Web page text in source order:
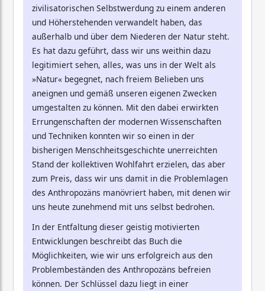
zivilisatorischen Selbstwerdung zu einem anderen
und Höherstehenden verwandelt haben, das
außerhalb und über dem Niederen der Natur steht.
Es hat dazu geführt, dass wir uns weithin dazu
legitimiert sehen, alles, was uns in der Welt als
»Natur« begegnet, nach freiem Belieben uns
aneignen und gemäß unseren eigenen Zwecken
umgestalten zu können. Mit den dabei erwirkten
Errungenschaften der modernen Wissenschaften
und Techniken konnten wir so einen in der
bisherigen Menschheitsgeschichte unerreichten
Stand der kollektiven Wohlfahrt erzielen, das aber
zum Preis, dass wir uns damit in die Problemlagen
des Anthropozäns manövriert haben, mit denen wir
uns heute zunehmend mit uns selbst bedrohen.
In der Entfaltung dieser geistig motivierten
Entwicklungen beschreibt das Buch die
Möglichkeiten, wie wir uns erfolgreich aus den
Problembeständen des Anthropozäns befreien
können. Der Schlüssel dazu liegt in einer